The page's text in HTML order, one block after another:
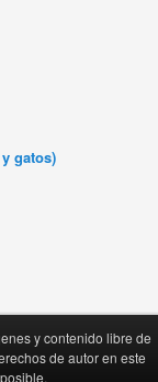
gatos)
y contenido libre de
de autor en este